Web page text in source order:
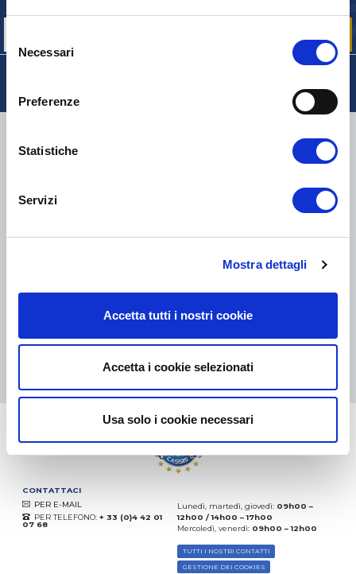
delNecessari
Preferenze
Statistiche
Servizi
Mostra dettagli
Accetta tutti i nostri cookie
Accetta i cookie selezionati
Usa solo i cookie necessari
Eccellente:4.5/5
Basato sui 37872 recensioni
CONTATTACI
PER E-MAIL
PER TELEFONO: + 33 (0)4 42 01
07 68
Lunedì, martedì, giovedì: 09h00 –
12h00 / 14h00 – 17h00
Mercoledì, venerdì: 09h00 – 12h00
TUTTI I NOSTRI CONTATTI
GESTIONE DEI COOKIES